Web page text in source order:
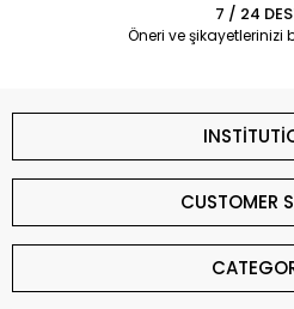
7 / 24
Öneri ve şikayetlerinizi
CUSTOMER